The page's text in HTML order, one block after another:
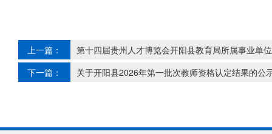
上一篇：
第十四届贵州人才博览会开阳县教育局所属事业单
下一篇：
关于开阳县2026年第一批次教师资格认定结果的公